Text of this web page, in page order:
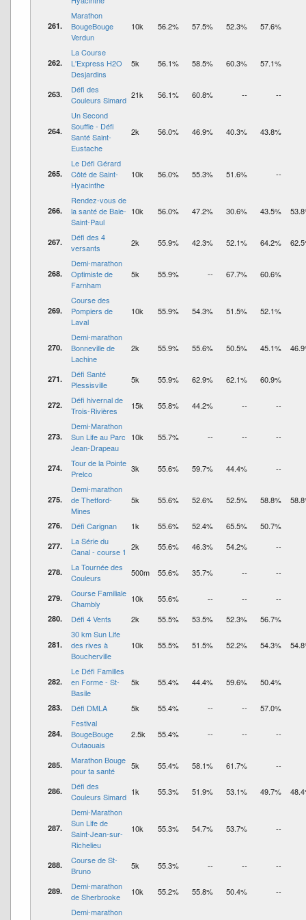
261.
Marathon
BougeBouge
Verdun
10k 56.2% 57.5% 52.3% 57.6%
262.
La Course
L'Express H2O
Desjardins
5k 56.1% 58.5% 60.3% 57.1%
263.
Défi des
Couleurs Simard 21k 56.1% 60.8% -- --
264.
Un Second
Souffle - Défi
Santé Saint-
Eustache
2k 56.0% 46.9% 40.3% 43.8%
265.
Le Défi Gérard
Côté de Saint-
Hyacinthe
10k 56.0% 55.3% 51.6% --
266.
Rendez-vous de
la santé de Baie-
Saint-Paul
10k 56.0% 47.2% 30.6% 43.5%
267.
Défi des 4
versants
2k 55.9% 42.3% 52.1% 64.2%
268.
Demi-marathon
Optimiste de
Farnham
5k 55.9% -- 67.7% 60.6%
269.
Course des
Pompiers de
Laval
10k 55.9% 54.3% 51.5% 52.1%
270.
Demi-marathon
Bonneville de
Lachine
2k 55.9% 55.6% 50.5% 45.1%
271.
Défi Santé
Plessisville
5k 55.9% 62.9% 62.1% 60.9%
272.
Défi hivernal de
Trois-Rivières
15k 55.8% 44.2% -- --
273.
Demi-Marathon
Sun Life au Parc
Jean-Drapeau
10k 55.7% -- -- --
274.
Tour de la Pointe
Prelco
3k 55.6% 59.7% 44.4% --
275.
Demi-marathon
de Thetford-
Mines
5k 55.6% 52.6% 52.5% 58.8%
276. Défi Carignan 1k 55.6% 52.4% 65.5% 50.7%
277.
La Série du
Canal - course 1 2k 55.6% 46.3% 54.2% --
278.
La Tournée des
Couleurs
500m 55.6% 35.7% -- --
279.
Course Familiale
Chambly
10k 55.6% -- -- --
280. Défi 4 Vents 2k 55.5% 53.5% 52.3% 56.7%
281.
30 km Sun Life
des rives à
Boucherville
10k 55.5% 51.5% 52.2% 54.3%
282.
Le Défi Familles
en Forme - St-
Basile
5k 55.4% 44.4% 59.6% 50.4%
283. Défi DMLA 5k 55.4% -- -- 57.0%
284.
Festival
BougeBouge
Outaouais
2.5k 55.4% -- -- --
285.
Marathon Bouge
pour ta santé
5k 55.4% 58.1% 61.7% --
286.
Défi des
Couleurs Simard 1k 55.3% 51.9% 53.1% 49.7%
287.
Demi-Marathon
Sun Life de
Saint-Jean-sur-
Richelieu
10k 55.3% 54.7% 53.7% --
288.
Course de St-
Bruno
5k 55.3% -- -- --
289.
Demi-marathon
de Sherbrooke
10k 55.2% 55.8% 50.4% --
Demi-marathon